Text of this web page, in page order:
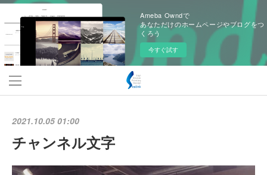
Ameba Owndで
あなただけのホームページやブログをつ
くろう
今すぐ試す
2021.10.05 01:00
チャンネル文字